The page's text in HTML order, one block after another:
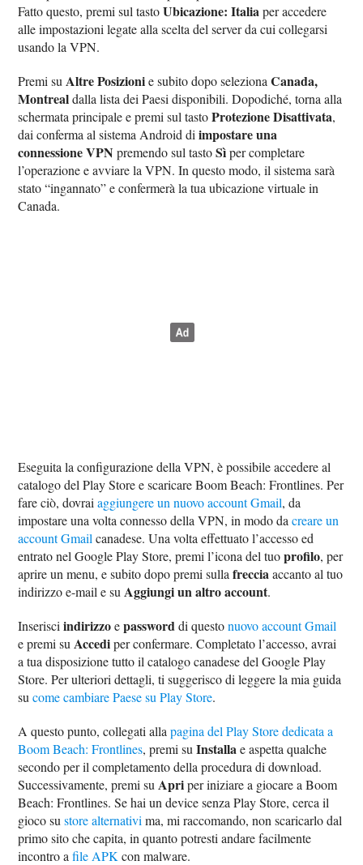
Fatto questo, premi sul tastoUbicazione: Italia per accedere
alle impostazioni legate alla scelta del server da cui collegarsi
usando la VPN.
Premi su Altre Posizionie subito dopo selezionaCanada,
Montrealdalla lista dei Paesi disponibili. Dopodiché, torna alla
schermata principale e premi sul tastoProtezione Disattivata,
dai conferma al sistema Android diimpostare una
connessione VPN premendo sul tastoSìper completare
l’operazione e avviare la VPN. In questo modo, il sistema sarà
stato “ingannato” e confermerà la tua ubicazione virtuale in
Canada.
Eseguita la configurazione della VPN, è possibile accedere al
catalogo del Play Store e scaricare Boom Beach: Frontlines. Per
fare ciò, dovraiaggiungere un nuovo account Gmail, da
impostare una volta connesso della VPN, in modo dacreare un
account Gmail canadese. Una volta effettuato l’accesso ed
entrato nel Google Play Store, premi l’icona del tuoprofilo, per
aprire un menu, e subito dopo premi sullafreccia accanto al tuo
indirizzo e-mail e su Aggiungi un altro account.
Inserisciindirizzoepassword di questonuovo account Gmail
e premi su Accediper confermare. Completato l’accesso, avrai
a tua disposizione tutto il catalogo canadese del Google Play
Store. Per ulteriori dettagli, ti suggerisco di leggere la mia guida
sucome cambiare Paese su Play Store.
A questo punto, collegati allapagina del Play Store dedicata a
Boom Beach: Frontlines, premi suInstalla e aspetta qualche
secondo per il completamento della procedura di download.
Successivamente, premi su Apriper iniziare a giocare a Boom
Beach: Frontlines. Se hai un device senza Play Store, cerca il
gioco sustore alternativi ma, mi raccomando, non scaricarlo dal
primo sito che capita, in quanto potresti andare facilmente
incontro afile APK con malware.